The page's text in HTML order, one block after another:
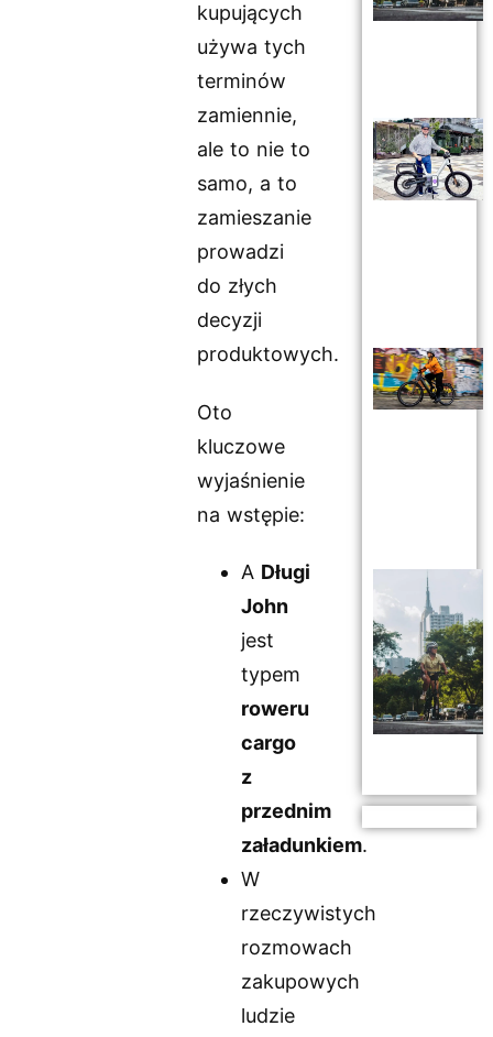
kupujących
używa tych
terminów
zamiennie,
ale to nie to
samo, a to
zamieszanie
prowadzi
do złych
decyzji
produktowych.
Oto
kluczowe
wyjaśnienie
na wstępie:
A Długi
John
jest
typem
roweru
cargo
z
przednim
załadunkiem.
W
rzeczywistych
rozmowach
zakupowych
ludzie